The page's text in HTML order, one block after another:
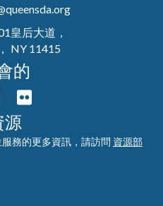
皇后大道，
NY 11415
的
源
務的更多資訊，請訪問 資源部